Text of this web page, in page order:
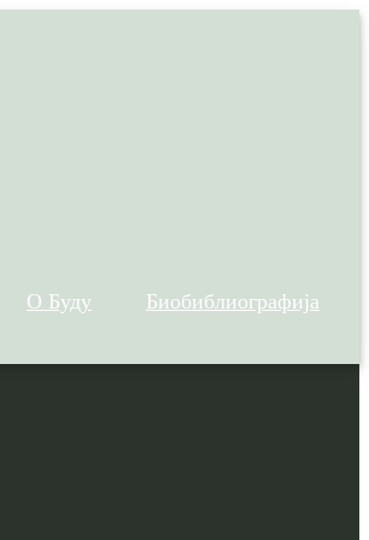
О Буду Биобиблиографија